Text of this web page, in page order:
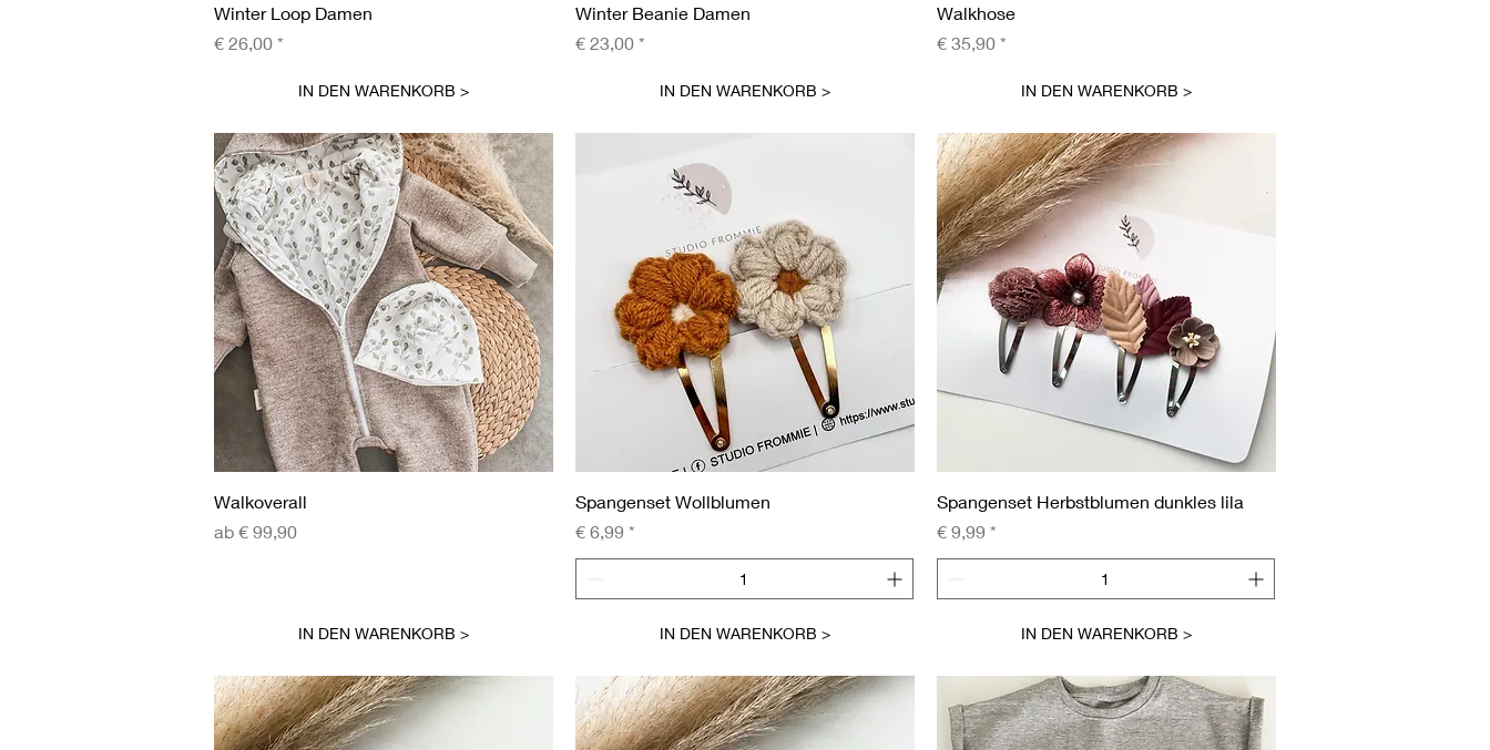
Schnellansicht
Winter Loop Damen
Preis
€ 26,00
IN DEN WARENKORB >
Schnellansicht
Winter Beanie Damen
Preis
€ 23,00
IN DEN WARENKORB >
Walkhose
Preis
€ 35,90
IN DEN WARENKORB >
Walkoverall
ab € 99,90
Sale-Preis
IN DEN WARENKORB >
Schnellansicht
Spangenset Wollblumen
Preis
€ 6,99
IN DEN WARENKORB >
Schnellansicht
Spangenset Herbstblumen dunkles lila
Preis
€ 9,99
IN DEN WARENKORB >